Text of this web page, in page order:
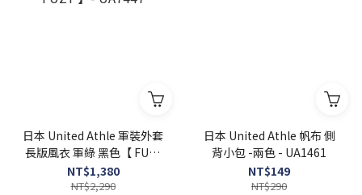
日本 United Athle 軍裝外套
長版風衣 軍綠 黑色【 FUZY
】- UA7447
NT$1,380
NT$2,290
日本 United Athle 帆布 側
背小包 -兩色 - UA1461
NT$149
NT$290